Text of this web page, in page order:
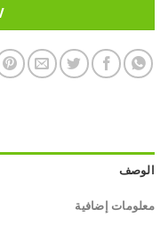
الوصف
معلومات إضافية